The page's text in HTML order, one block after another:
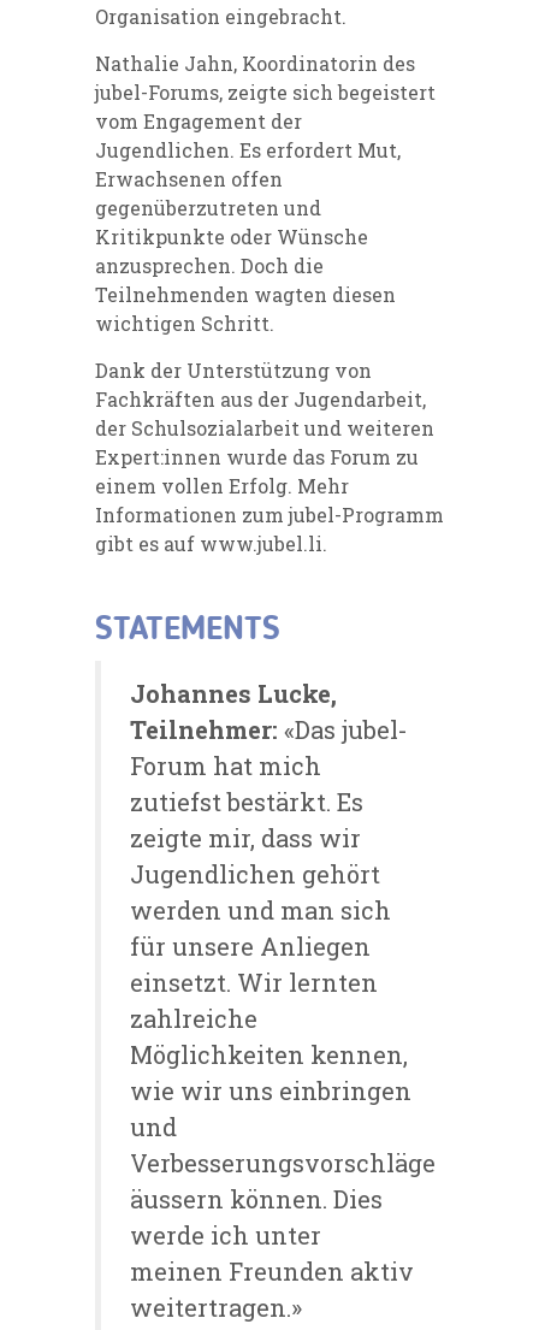
Organisation eingebracht.
Nathalie Jahn, Koordinatorin des
jubel-Forums, zeigte sich begeistert
vom Engagement der
Jugendlichen. Es erfordert Mut,
Erwachsenen offen
gegenüberzutreten und
Kritikpunkte oder Wünsche
anzusprechen. Doch die
Teilnehmenden wagten diesen
wichtigen Schritt.
Dank der Unterstützung von
Fachkräften aus der Jugendarbeit,
der Schulsozialarbeit und weiteren
Expert:innen wurde das Forum zu
einem vollen Erfolg. Mehr
Informationen zum jubel-Programm
gibt es auf www.jubel.li.
STATEMENTS
Johannes Lucke,
Teilnehmer: «Das jubel-
Forum hat mich
zutiefst bestärkt. Es
zeigte mir, dass wir
Jugendlichen gehört
werden und man sich
für unsere Anliegen
einsetzt. Wir lernten
zahlreiche
Möglichkeiten kennen,
wie wir uns einbringen
und
Verbesserungsvorschläge
äussern können. Dies
werde ich unter
meinen Freunden aktiv
weitertragen.»